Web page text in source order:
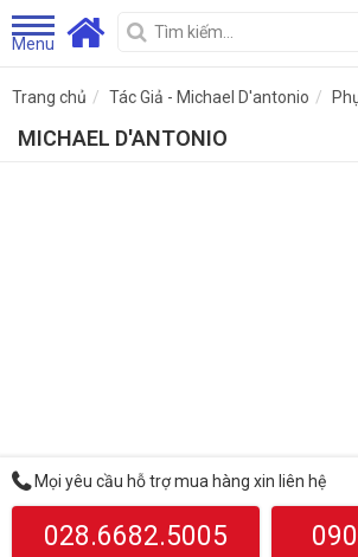
Menu
Trang chủ Tác Giả - Michael D'antonio
MICHAEL D'ANTONIO
Mọi yêu cầu hỗ trợ mua hàng xin liên hệ
028.6682.5005